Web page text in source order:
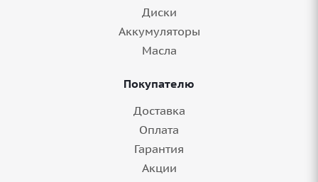
Диски
Аккумуляторы
Масла
Покупателю
Доставка
Оплата
Гарантия
Акции